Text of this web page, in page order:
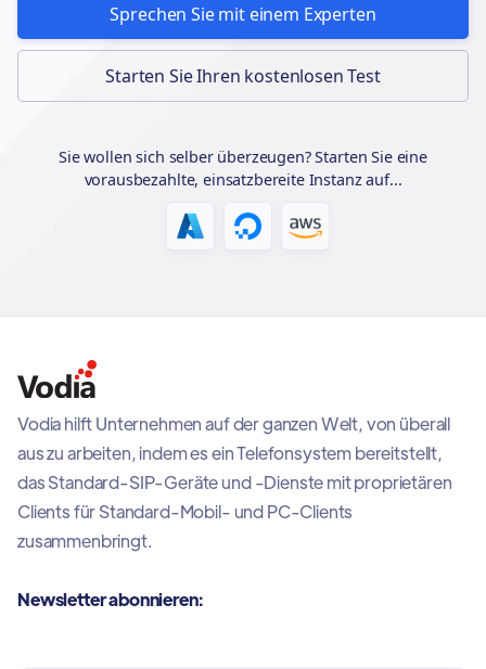
Sprechen Sie mit einem Experten
Starten Sie Ihren kostenlosen Test
Sie wollen sich selber überzeugen? Starten Sie eine
vorausbezahlte, einsatzbereite Instanz auf...
Vodia hilft Unternehmen auf der ganzen Welt, von überall
aus zu arbeiten, indem es ein Telefonsystem bereitstellt,
das Standard-SIP-Geräte und -Dienste mit proprietären
Clients für Standard-Mobil- und PC-Clients
zusammenbringt.
Newsletter abonnieren: